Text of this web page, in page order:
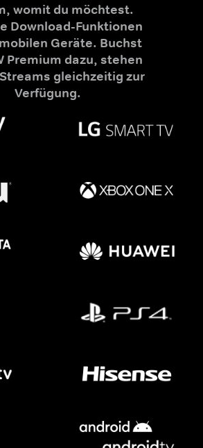
womit du möchtest.
Download-Funktionen
Geräte. Buchst
Premium dazu, stehen
gleichzeitig zur
Verfügung.